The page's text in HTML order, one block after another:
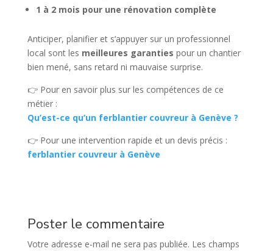
1 à 2 mois pour une rénovation complète
Anticiper, planifier et s’appuyer sur un professionnel
local sont les meilleures garanties pour un chantier
bien mené, sans retard ni mauvaise surprise.
👉 Pour en savoir plus sur les compétences de ce
métier :
Qu’est-ce qu’un ferblantier couvreur à Genève ?
👉 Pour une intervention rapide et un devis précis :
ferblantier couvreur à Genève
Poster le commentaire
Votre adresse e-mail ne sera pas publiée. Les champs